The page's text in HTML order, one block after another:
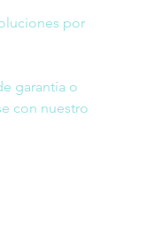
por
garantía o
con nuestro